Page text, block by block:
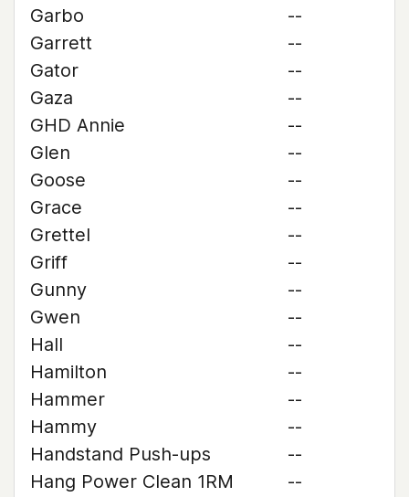
Garbo
--
Garrett
--
Gator
--
Gaza
--
GHD Annie
--
Glen
--
Goose
--
Grace
--
Grettel
--
Griff
--
Gunny
--
Gwen
--
Hall
--
Hamilton
--
Hammer
--
Hammy
--
Handstand Push-ups
--
Hang Power Clean 1RM
--